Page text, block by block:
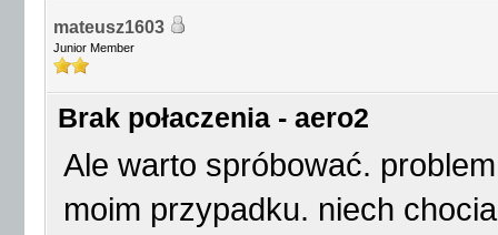
mateusz1603
Junior Member
Brak połaczenia - aero2
Ale warto spróbować.
moim przypadku. niech